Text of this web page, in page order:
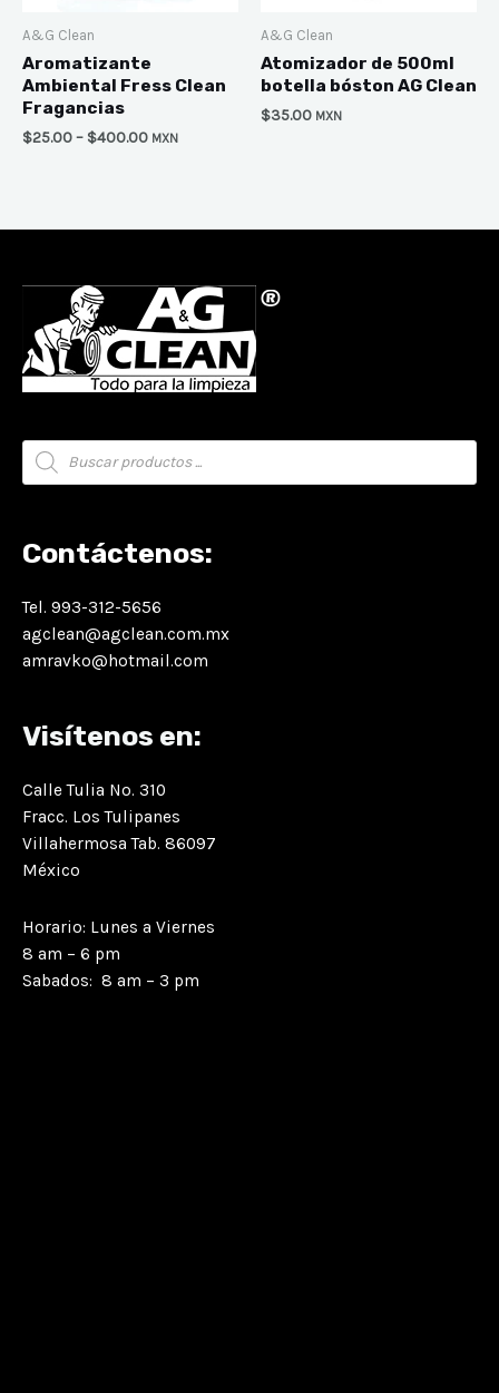
A&G Clean
Aromatizante
Ambiental Fress Clean
Fragancias
$25.00– $400.00 MXN
A&G Clean
Atomizador de 500ml
botella bóston AG Clean
$35.00 MXN
Búsqueda
de
productos
Contáctenos:
Tel. 993-312-5656
agclean@agclean.com.mx
amravko@hotmail.com
Visítenos en:
Calle Tulia No. 310
Fracc. Los Tulipanes
Villahermosa Tab. 86097
México
Horario: Lunes a Viernes
8 am – 6 pm
Sabados: 8 am – 3 pm